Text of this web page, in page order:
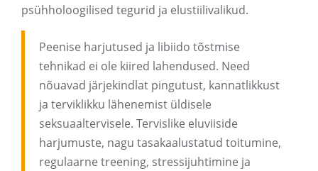
psühholoogilised tegurid ja elustiilivalikud.
Peenise harjutused ja libiido tõstmise
tehnikad ei ole kiired lahendused. Need
nõuavad järjekindlat pingutust, kannatlikkust
ja terviklikku lähenemist üldisele
seksuaaltervisele. Tervislike eluviiside
harjumuste, nagu tasakaalustatud toitumine,
regulaarne treening, stressijuhtimine ja